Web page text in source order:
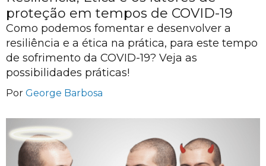
proteção em tempos de COVID-19
Como podemos fomentar e desenvolver a
resiliência e a ética na prática, para este tempo
de sofrimento da COVID-19? Veja as
possibilidades práticas!
Por George Barbosa